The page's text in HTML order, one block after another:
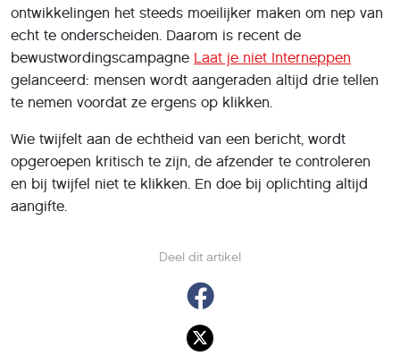
Deel dit artikel
ontwikkelingen het steeds moeilijker maken om nep van
echt te onderscheiden. Daarom is recent de
bewustwordingscampagne Laat je niet Interneppen
gelanceerd: mensen wordt aangeraden altijd drie tellen
te nemen voordat ze ergens op klikken.
Wie twijfelt aan de echtheid van een bericht, wordt
opgeroepen kritisch te zijn, de afzender te controleren
en bij twijfel niet te klikken. En doe bij oplichting altijd
aangifte.